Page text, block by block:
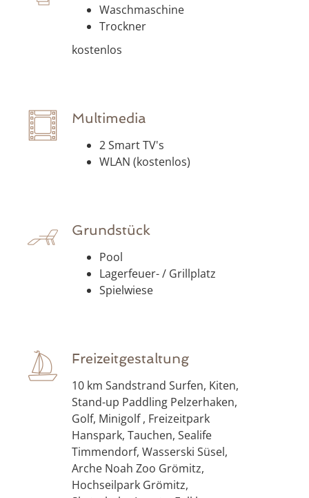
Waschmaschine
Trockner
kostenlos
Multimedia
2 Smart TV's
WLAN (kostenlos)
Grundstück
Pool
Lagerfeuer- / Grillplatz
Spielwiese
Freizeitgestaltung
10 km Sandstrand Surfen, Kiten,
Stand-up Paddling Pelzerhaken,
Golf, Minigolf , Freizeitpark
Hanspark, Tauchen, Sealife
Timmendorf, Wasserski Süsel,
Arche Noah Zoo Grömitz,
Hochseilpark Grömitz,